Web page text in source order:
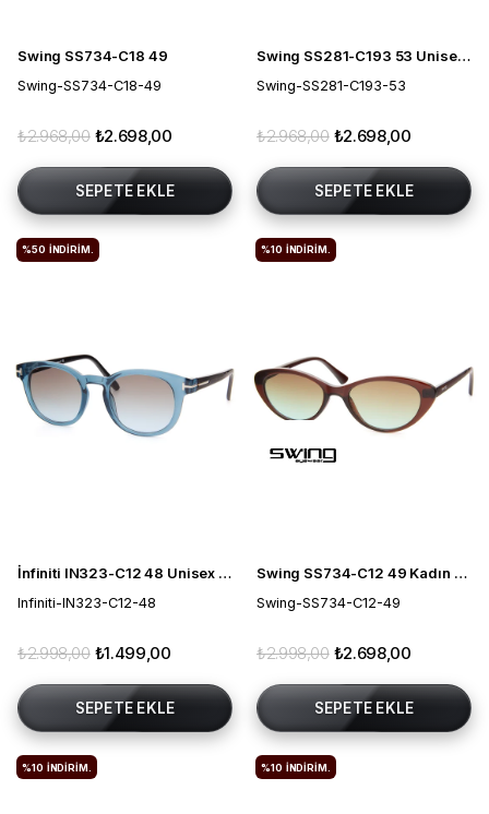
Swing SS734-C18 49
Swing-SS734-C18-49
₺2.698,00
₺2.968,00
SEPETE EKLE
Swing SS281-C193 53 Unisex Güneş Gözlüğü
Swing-SS281-C193-53
₺2.698,00
₺2.968,00
SEPETE EKLE
İnfiniti IN323-C12 48 Unisex Güneş Gözlüğü
Infiniti-IN323-C12-48
₺1.499,00
₺2.998,00
SEPETE EKLE
%50 İNDIRIM.
Swing SS734-C12 49 Kadın Güneş Gözlüğü
Swing-SS734-C12-49
₺2.698,00
₺2.998,00
SEPETE EKLE
%10 İNDIRIM.
%10 İNDIRIM. %10 İNDIRIM.